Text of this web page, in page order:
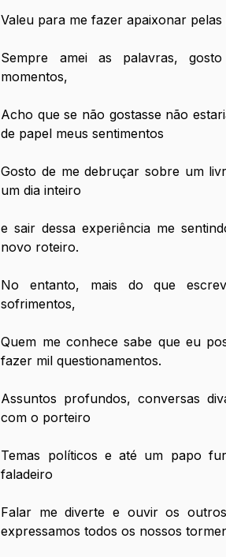
Valeu para me fazer apaixonar pelas
Sempre amei as palavras,
momentos,
Acho que se não gostasse não
de papel meus sentimentos
Gosto de me debruçar sobre um
um dia inteiro
e sair dessa experiência me
novo roteiro.
No entanto, mais do que
sofrimentos,
Quem me conhece sabe que eu
fazer mil questionamentos.
Assuntos profundos, conversas
com o porteiro
Temas políticos e até um papo
faladeiro
Falar me diverte e ouvir os
expressamos todos os nossos